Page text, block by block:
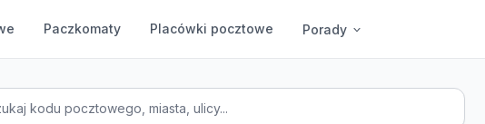
Paczkomaty Placówki pocztowe Porady